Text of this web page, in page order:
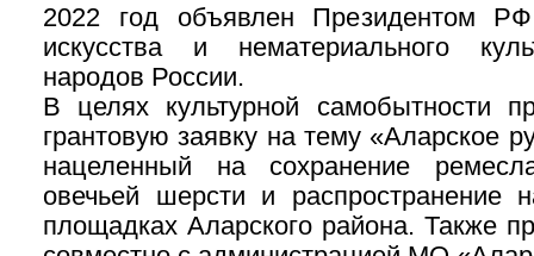
2022 год объявлен Президентом
искусства и нематериального
народов России.
В целях культурной самобытности
грантовую заявку на тему «Аларское
нацеленный на сохранение
овечьей шерсти и распространение
площадках Аларского района. Также